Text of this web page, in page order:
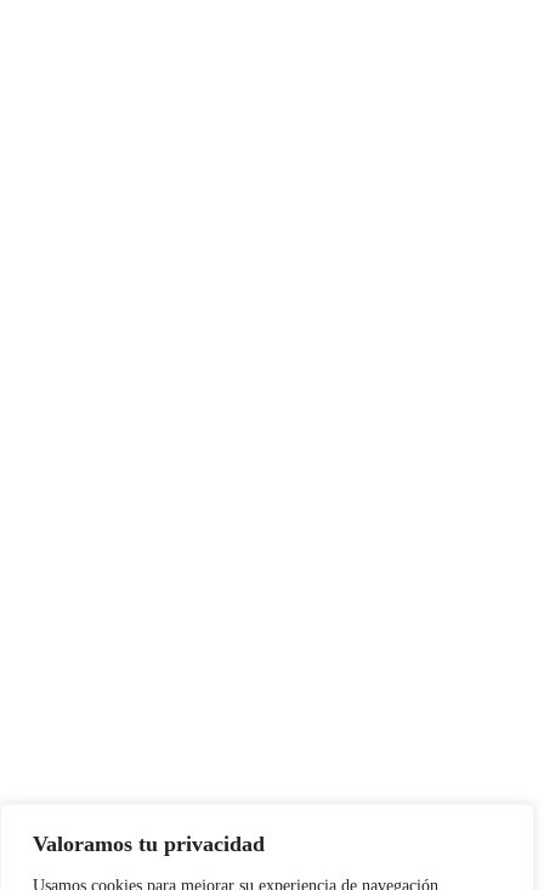
Valoramos tu privacidad
Usamos cookies para mejorar su experiencia de navegación,